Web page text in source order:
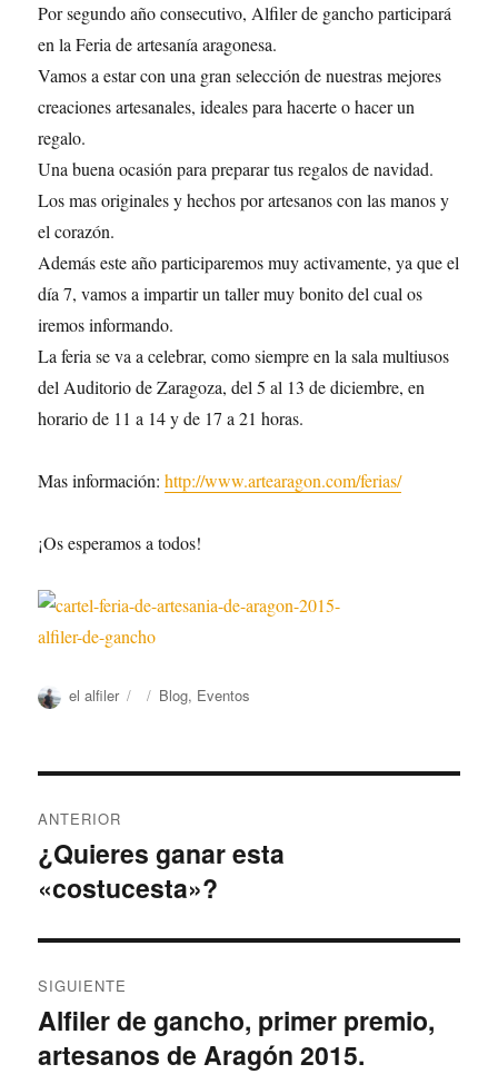
Por segundo año consecutivo, Alfiler de gancho participará
en la Feria de artesanía aragonesa.
Vamos a estar con una gran selección de nuestras mejores
creaciones artesanales, ideales para hacerte o hacer un
regalo.
Una buena ocasión para preparar tus regalos de navidad.
Los mas originales y hechos por artesanos con las manos y
el corazón.
Además este año participaremos muy activamente, ya que el
día 7, vamos a impartir un taller muy bonito del cual os
iremos informando.
La feria se va a celebrar, como siempre en la sala multiusos
del Auditorio de Zaragoza, del 5 al 13 de diciembre, en
horario de 11 a 14 y de 17 a 21 horas.
Mas información:http://www.artearagon.com/ferias/
¡Os esperamos a todos!
Autor
el alfiler
Publicado
Categorías
Blog, Eventos
de
entradas
ANTERIOR
Entrada
anterior:
¿Quieres ganar esta
«costucesta»?
SIGUIENTE
Entrada
siguiente:
Alfiler de gancho, primer premio,
artesanos de Aragón 2015.